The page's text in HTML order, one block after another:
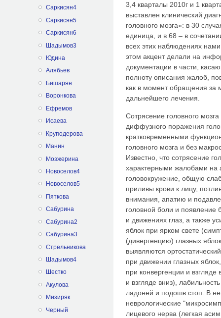
Саркисян4
Саркисян5
Саркисян6
Шадымов3
Юдина
Алябьев
Бишарян
Воронкова
Ефремов
Исаева
Круподерова
Манин
Мозжерина
Новоселов4
Новоселов5
Пяткова
Сабурина
Сабурина2
Сабурина3
Стрельникова
Шадымов4
Шестко
Акулова
Мизиряк
Черный
3,4 кварталы 2010г и 1
выставлен клинический
головного мозга»: в 30
единица, и в 68 – в
всех этих наблюдениях
этом акцент делали на
документации в части,
полноту описания жалоб,
как в момент обращения за
дальнейшего лечения.
Сотрясение головного
диффузного поражения
кратковременными
головного мозга и без
Известно, что сотрясение
характерными жалобами
головокружение, общую
приливы крови к лицу,
внимания, апатию и
головной боли и появление
и движениях глаз, а также
яблок при ярком свете
(дивергенцию) глазных
выявляются
при движении глазных
при конвергенции и
и взгляде вниз),
ладоней и подошв стоп. В
неврологические
лицевого нерва (легкая